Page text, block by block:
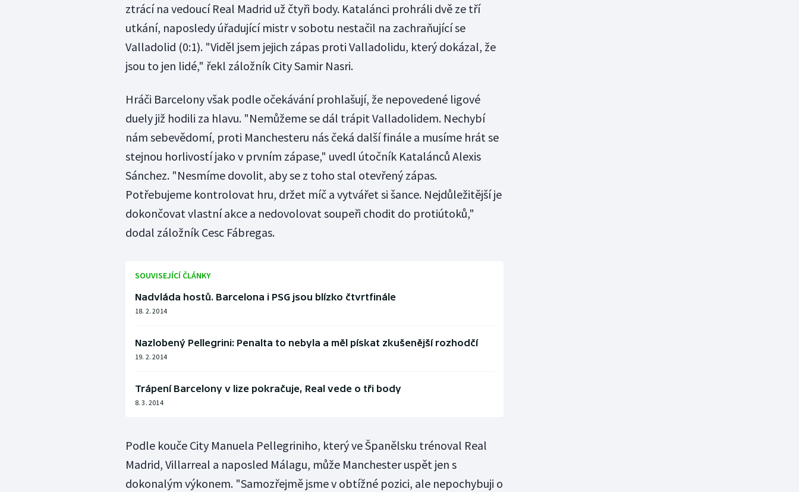
ztrácí na vedoucí Real Madrid už čtyři body. Katalánci prohráli dvě ze tří
utkání, naposledy úřadující mistr v sobotu nestačil na zachraňující se
Valladolid (0:1). "Viděl jsem jejich zápas proti Valladolidu, který dokázal, že
jsou to jen lidé," řekl záložník City Samir Nasri.
Hráči Barcelony však podle očekávání prohlašují, že nepovedené ligové
duely již hodili za hlavu. "Nemůžeme se dál trápit Valladolidem. Nechybí
nám sebevědomí, proti Manchesteru nás čeká další finále a musíme hrát se
stejnou horlivostí jako v prvním zápase," uvedl útočník Katalánců Alexis
Sánchez. "Nesmíme dovolit, aby se z toho stal otevřený zápas.
Potřebujeme kontrolovat hru, držet míč a vytvářet si šance. Nejdůležitější je
dokončovat vlastní akce a nedovolovat soupeři chodit do protiútoků,"
dodal záložník Cesc Fábregas.
SOUVISEJÍCÍ ČLÁNKY
Nadvláda hostů. Barcelona i PSG jsou blízko čtvrtfinále
18. 2. 2014
Nazlobený Pellegrini: Penalta to nebyla a měl pískat zkušenější rozhodčí
19. 2. 2014
Trápení Barcelony v lize pokračuje, Real vede o tři body
8. 3. 2014
Podle kouče City Manuela Pellegriniho, který ve Španělsku trénoval Real
Madrid, Villarreal a naposled Málagu, může Manchester uspět jen s
dokonalým výkonem. "Samozřejmě jsme v obtížné pozici, ale nepochybuji o